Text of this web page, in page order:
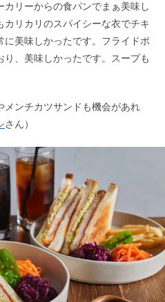
リーからの食パンでまぁ美味し
リカリのスパイシーな衣でチキ
に美味しかったです。フライドポ
、美味しかったです。スープも
ンチカツサンドも機会があれ
さん）